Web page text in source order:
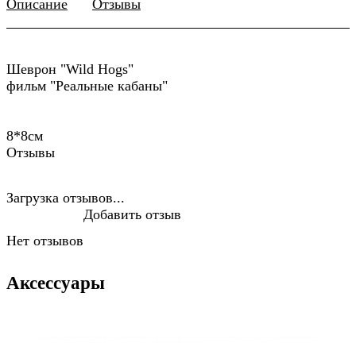
Описание Отзывы
Шеврон "Wild Hogs"
фильм "Реальные кабаны"
8*8см
Отзывы
Загрузка отзывов...
Нет отзывов
Добавить отзыв
Аксессуары